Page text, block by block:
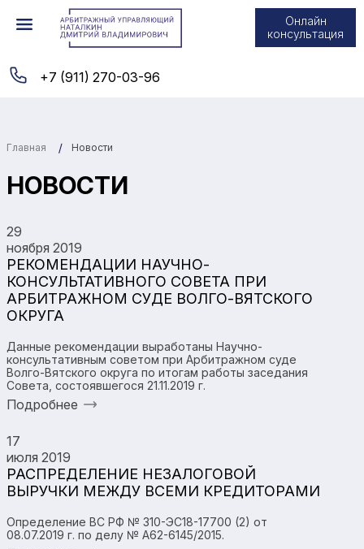
Онлайн
консультация
+7 (911) 270-03-96
Главная Новости
НОВОСТИ
29
ноября 2019
РЕКОМЕНДАЦИИ НАУЧНО-
КОНСУЛЬТАТИВНОГО СОВЕТА ПРИ
АРБИТРАЖНОМ СУДЕ ВОЛГО-ВЯТСКОГО
ОКРУГА
Данные рекомендации выработаны Научно-
консультативным советом при Арбитражном суде
Волго-Вятского округа по итогам работы заседания
Совета, состоявшегося 21.11.2019 г.
Подробнее
17
июля 2019
РАСПРЕДЕЛЕНИЕ НЕЗАЛОГОВОЙ
ВЫРУЧКИ МЕЖДУ ВСЕМИ КРЕДИТОРАМИ
Определение ВС РФ № 310-ЭС18-17700 (2) от
08.07.2019 г. по делу № А62-6145/2015.